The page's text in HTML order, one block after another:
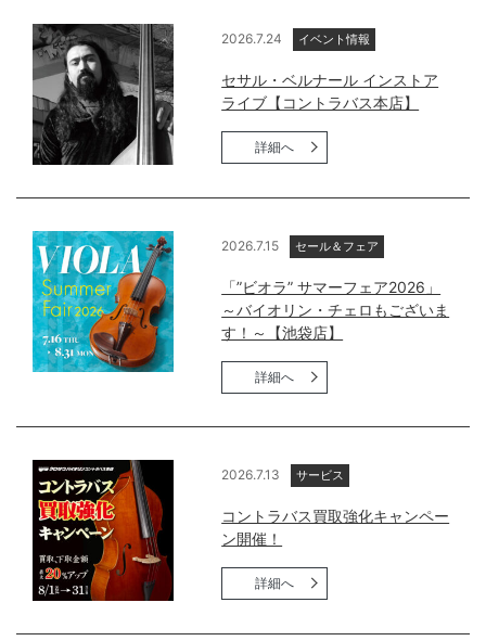
2026.7.24 イベント情報
セサル・ベルナール インストア
ライブ【コントラバス本店】
詳細へ
2026.7.15 セール＆フェア
「”ビオラ” サマーフェア2026」
～バイオリン・チェロもございま
す！～【池袋店】
詳細へ
2026.7.13 サービス
コントラバス買取強化キャンペー
ン開催！
詳細へ